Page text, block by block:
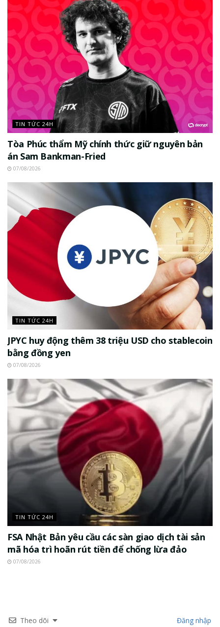
TIN TỨC 24H
Tòa Phúc thẩm Mỹ chính thức giữ nguyên bản
án Sam Bankman-Fried
07/08/2026
TIN TỨC 24H
JPYC huy động thêm 38 triệu USD cho stablecoin
bằng đồng yen
07/08/2026
TIN TỨC 24H
FSA Nhật Bản yêu cầu các sàn giao dịch tài sản
mã hóa trì hoãn rút tiền để chống lừa đảo
07/08/2026
Theo dõi Đăng nhập